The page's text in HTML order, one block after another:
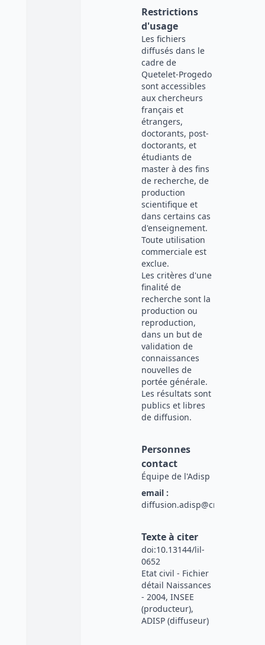
Restrictions
d'usage
Les fichiers
diffusés dans le
cadre de
Quetelet-Progedo
sont accessibles
aux chercheurs
français et
étrangers,
doctorants, post-
doctorants, et
étudiants de
master à des fins
de recherche, de
production
scientifique et
dans certains cas
d'enseignement.
Toute utilisation
commerciale est
exclue.
Les critères d'une
finalité de
recherche sont la
production ou
reproduction,
dans un but de
validation de
connaissances
nouvelles de
portée générale.
Les résultats sont
publics et libres
de diffusion.
Personnes
contact
Équipe de l'Adisp
email :
diffusion.adisp@cnrs.fr
Texte à citer
doi:10.13144/lil-
0652
Etat civil - Fichier
détail Naissances
- 2004, INSEE
(producteur),
ADISP (diffuseur)